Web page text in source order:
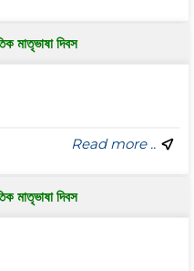
মাতৃভাষা দিবস
Read more ..
মাতৃভাষা দিবস